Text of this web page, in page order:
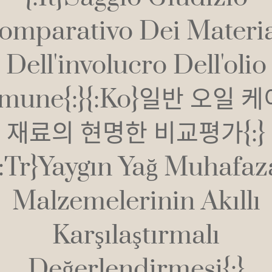
Dei
Dell'involucro Dell'olio
일반 오일 케
재료의 현명한 비교평가{:}
Yağ
Malzemelerinin Akıllı
Karşılaştırmalı